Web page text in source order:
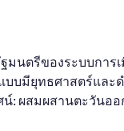
มนตรีของระบบการ
บบมียุทธศาสตร์และ
น์: ผสมผสานตะวันอ